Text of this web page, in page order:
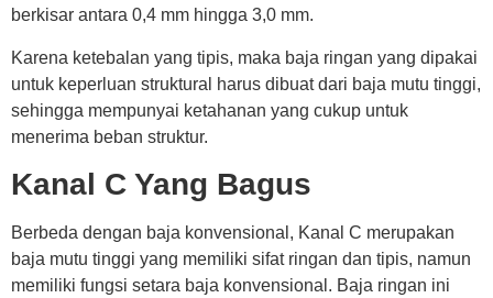
berkisar antara 0,4 mm hingga 3,0 mm.
Karena ketebalan yang tipis, maka baja ringan yang dipakai
untuk keperluan struktural harus dibuat dari baja mutu tinggi,
sehingga mempunyai ketahanan yang cukup untuk
menerima beban struktur.
Kanal C Yang Bagus
Berbeda dengan baja konvensional, Kanal C merupakan
baja mutu tinggi yang memiliki sifat ringan dan tipis, namun
memiliki fungsi setara baja konvensional. Baja ringan ini